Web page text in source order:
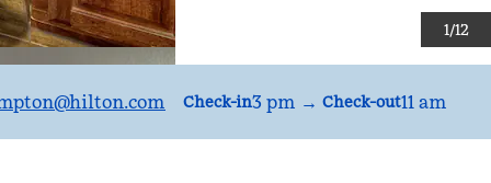
1/12
@hilton.com Check-in3 pm → Check-out11 am